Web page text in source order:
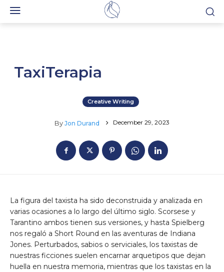
TaxiTerapia
Creative Writing
By Jon Durand December 29, 2023
La figura del taxista ha sido deconstruida y analizada en
varias ocasiones a lo largo del último siglo. Scorsese y
Tarantino ambos tienen sus versiones, y hasta Spielberg
nos regaló a Short Round en las aventuras de Indiana
Jones. Perturbados, sabios o serviciales, los taxistas de
nuestras ficciones suelen encarnar arquetipos que dejan
huella en nuestra memoria, mientras que los taxistas en la